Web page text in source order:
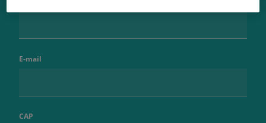
E-mail
CAP